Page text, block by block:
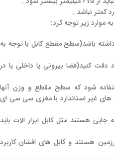
کمتر نباشد .
موارد زیر توجه کرد:
داشته باشد(سطح مقطع کابل با توجه به
کنید(فضا بیرونی یا داخلی یا در
شود که سطح مقطع و وزن آنها
های غیر استاندارد با مغزی سی سی ای
هستند مثل کابل ابزار الات باید
هستند و کابل های افشان کاربرد